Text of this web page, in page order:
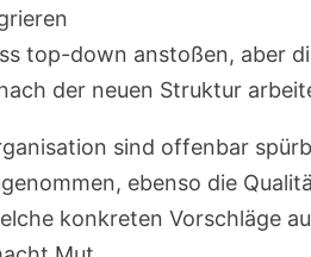
top-down anstoßen, aber
der neuen Struktur
sind offenbar
ebenso die
konkreten Vorschläge